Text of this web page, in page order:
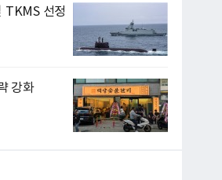
TKMS 선정
강화